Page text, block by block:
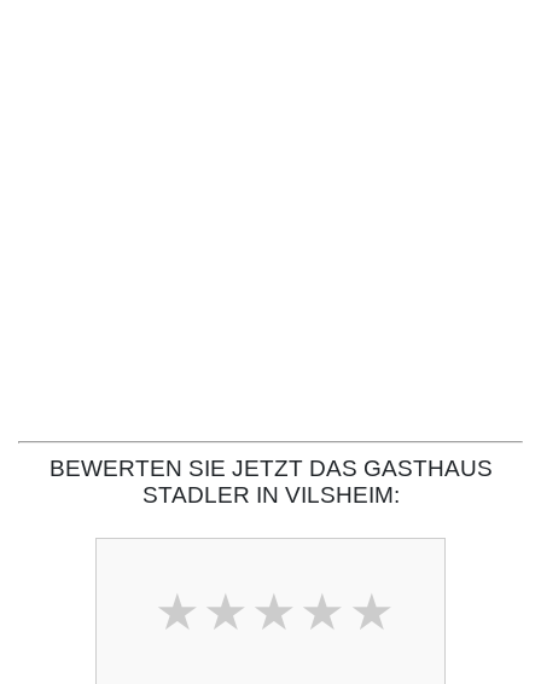
BEWERTEN SIE JETZT DAS GASTHAUS
STADLER IN VILSHEIM: